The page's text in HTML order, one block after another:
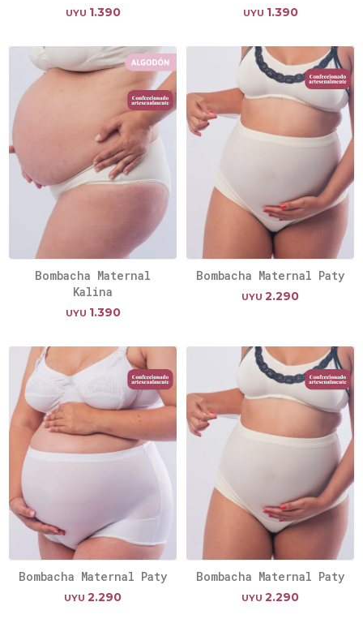
UYU 1.390 UYU 1.390
Bombacha Maternal
Kalina
UYU 1.390
Bombacha Maternal Paty
UYU 2.290
Bombacha Maternal Paty
UYU 2.290
Bombacha Maternal Paty
UYU 2.290